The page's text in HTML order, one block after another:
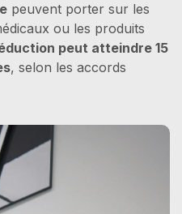
peuvent porter sur les
ou les produits
peut atteindre 15
, selon les accords